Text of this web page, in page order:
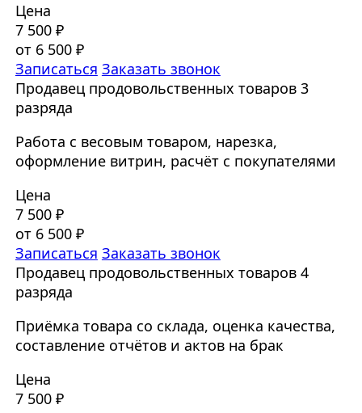
Цена
7 500 ₽
от 6 500 ₽
Записаться Заказать звонок
Продавец продовольственных товаров 3
разряда
Работа с весовым товаром, нарезка,
оформление витрин, расчёт с покупателями
Цена
7 500 ₽
от 6 500 ₽
Записаться Заказать звонок
Продавец продовольственных товаров 4
разряда
Приёмка товара со склада, оценка качества,
составление отчётов и актов на брак
Цена
7 500 ₽